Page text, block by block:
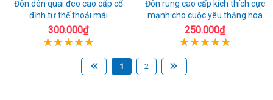
Đôn dên quai đeo cao cấp cố
định tư thế thoải mái
300.000₫
Đôn rung cao cấp kích thích cực
mạnh cho cuộc yêu thăng hoa
250.000₫
1 2